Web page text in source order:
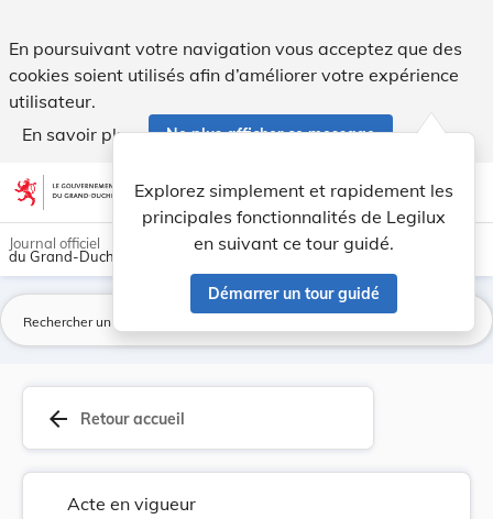
En poursuivant votre navigation vous acceptez que des
cookies soient utilisés afin d’améliorer votre expérience
utilisateur.
En savoir plus
Ne plus afficher ce message
Aller au contenu account_circle help Aide
Explorez simplement et rapidement les
principales fonctionnalités de Legilux
en suivant ce tour guidé.
Démarrer un tour guidé
light_mode dark_mode
Journal officiel
du Grand-Duché de Luxembourg
arrow_back Retour accueil
Acte en vigueur